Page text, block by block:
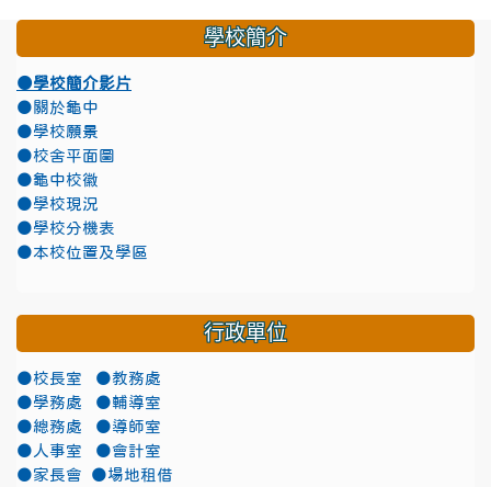
學校簡介
●學校簡介影片
●關於龜中
●學校願景
●校舍平面圖
●龜中校徽
●學校現況
●學校分機表
●本校位置及學區
行政單位
●校長室
●教務處
●學務處
●輔導室
●總務處
●導師室
●人事室
●會計室
●家長會
●場地租借